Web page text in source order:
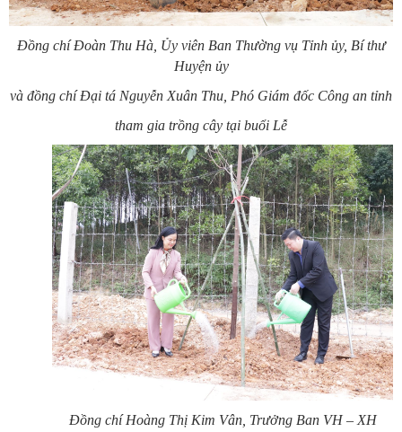
Đồng chí Đoàn Thu Hà, Ủy viên Ban Thường vụ Tỉnh ủy, Bí thư
Huyện ủy
và đồng chí Đại tá Nguyễn Xuân Thu, Phó Giám đốc Công an tỉnh
tham gia trồng cây tại buổi Lễ
Đồng chí Hoàng Thị Kim Vân, Trưởng Ban VH – XH